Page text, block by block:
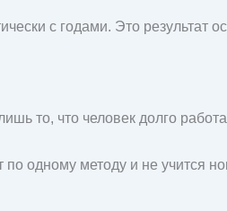
с годами. Это результат
то, что человек долго
по одному методу и не